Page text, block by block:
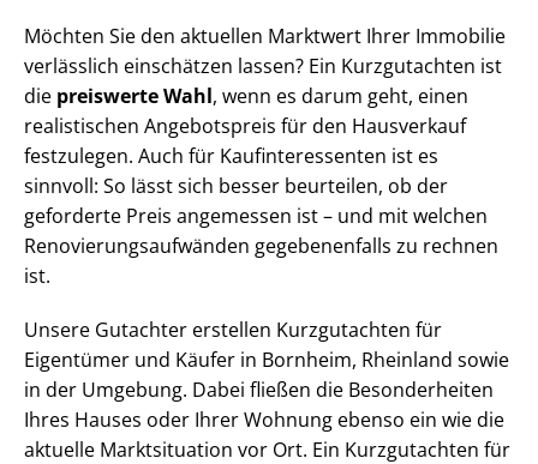
Möchten Sie den aktuellen Marktwert Ihrer Immobilie
verlässlich einschätzen lassen? Ein Kurzgutachten ist
die preiswerte Wahl, wenn es darum geht, einen
realistischen Angebotspreis für den Hausverkauf
festzulegen. Auch für Kauf­in­ter­es­sen­ten ist es
sinnvoll: So lässt sich besser beurteilen, ob der
geforderte Preis angemessen ist – und mit welchen
Re­no­vie­rungs­auf­wän­den gegebenenfalls zu rechnen
ist.
Unsere Gutachter erstellen Kurzgutachten für
Eigentümer und Käufer in Bornheim, Rheinland sowie
in der Umgebung. Dabei fließen die Besonderheiten
Ihres Hauses oder Ihrer Wohnung ebenso ein wie die
aktuelle Marktsituation vor Ort. Ein Kurzgutachten für